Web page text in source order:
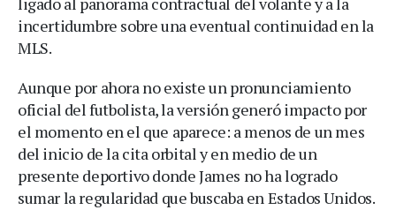
incertidumbre sobre una eventual continuidad en la
MLS.
Aunque por ahora no existe un pronunciamiento
oficial del futbolista, la versión generó impacto por
el momento en el que aparece: a menos de un mes
del inicio de la cita orbital y en medio de un
presente deportivo donde James no ha logrado
sumar la regularidad que buscaba en Estados Unidos.